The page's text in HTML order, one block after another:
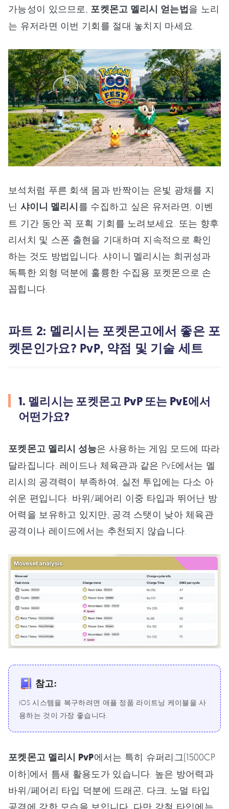
가능성이 있으므로, 포켓몬고 멜리시 얻는법을 노리
는 유저라면 이번 기회를 절대 놓치지 마세요.
보석처럼 푸른 회색 몸과 반짝이는 은빛 광채를 지
닌 샤이니 멜리시를 수집하고 싶은 유저라면, 이벤
트 기간 동안 꼭 포획 기회를 노려보세요. 또는 향후
리서치 및 스폰 출현을 기대하며 지속적으로 확인
하는 것도 방법입니다. 샤이니 멜리시는 희귀성과
독특한 외형 덕분에 훌륭한 수집용 포켓몬으로 손
꼽힙니다.
파트 2: 멜리시는 포켓몬고에서 좋은 포
켓몬인가요? PvP, 약점 및 기술 세트
1. 멜리시는 포켓몬고 PvP 또는 PvE에서
어떤가요?
포켓몬고 멜리시 성능은 사용하는 게임 모드에 따라
달라집니다. 레이드나 체육관과 같은 PvE에서는 멜
리시의 공격력이 부족하여, 실전 투입에는 다소 아
쉬운 편입니다. 바위/페어리 이중 타입과 뛰어난 방
어력을 보유하고 있지만, 공격 스탯이 낮아 체육관
공격이나 레이드에서는 추천되지 않습니다.
참고:
iOS 시스템을 복구하려면 애플 정품 라이트닝 케이블을 사
용하는 것이 가장 좋습니다.
포켓몬고 멜리시 PvP에서는 특히 슈퍼리그(1500CP
이하)에서 틈새 활용도가 있습니다. 높은 방어력과
바위/페어리 타입 덕분에 드래곤, 다크, 노멀 타입
공격에 강한 모습을 보입니다. 다만 강철 타입에는